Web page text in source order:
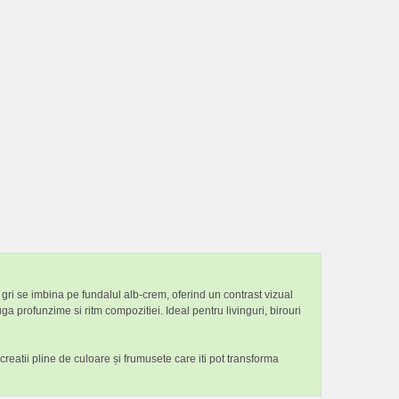
se imbina pe fundalul alb-crem, oferind un contrast vizual
profunzime si ritm compozitiei. Ideal pentru livinguri, birouri
pline de culoare și frumusete care iti pot transforma